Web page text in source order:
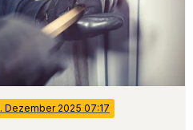
. Dezember 2025 07:17